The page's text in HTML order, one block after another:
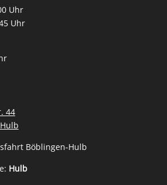
Uhr
Uhr
44
Böblingen-Hulb
Hulb